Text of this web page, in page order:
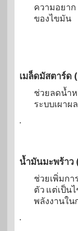
ความอยา
ของไขมัน
เมล็ดมัสตาร์ด
ช่วยลดน้ำห
ระบบเผาผ
.
น้ำมันมะพร้าว
ช่วยเพิ่มกา
ตัว แต่เป็น
พลังงานใ
.